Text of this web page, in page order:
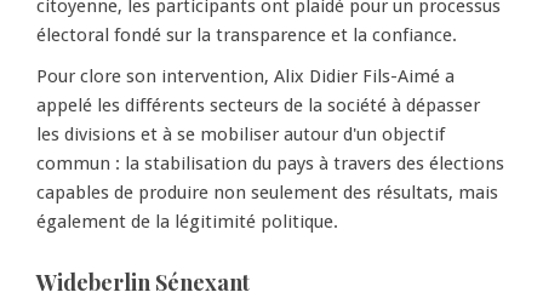
citoyenne, les participants ont plaidé pour un processus
électoral fondé sur la transparence et la confiance.
Pour clore son intervention, Alix Didier Fils-Aimé a
appelé les différents secteurs de la société à dépasser
les divisions et à se mobiliser autour d'un objectif
commun : la stabilisation du pays à travers des élections
capables de produire non seulement des résultats, mais
également de la légitimité politique.
Wideberlin Sénexant